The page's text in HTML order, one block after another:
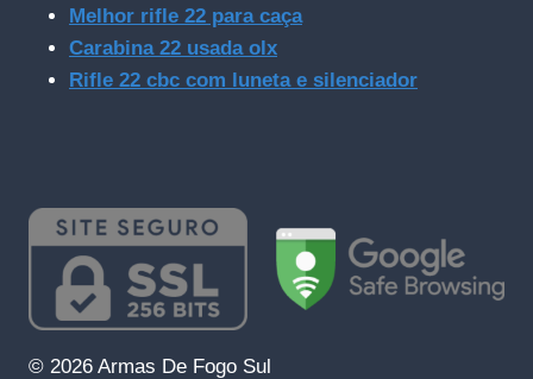
Melhor rifle 22 para caça
Carabina 22 usada olx
Rifle 22 cbc com luneta e silenciador
© 2026 Armas De Fogo Sul